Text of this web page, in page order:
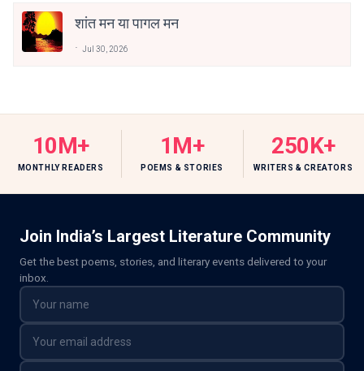
शांत मन या पागल मन
Jul 30, 2026
10M+
MONTHLY READERS
1M+
POEMS & STORIES
250K+
WRITERS & CREATORS
Join India’s Largest Literature Community
Get the best poems, stories, and literary events delivered to your
inbox.